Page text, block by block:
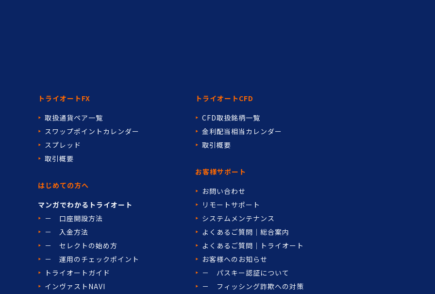
トライオートFX
取扱通貨ペア一覧
スワップポイントカレンダー
スプレッド
取引概要
はじめての方へ
マンガでわかるトライオート
－ 口座開設方法
－ 入金方法
－ セレクトの始め方
－ 運用のチェックポイント
トライオートガイド
インヴァストNAVI
トライオートCFD
CFD取扱銘柄一覧
金利配当相当カレンダー
取引概要
お客様サポート
お問い合わせ
リモートサポート
システムメンテナンス
よくあるご質問｜総合案内
よくあるご質問｜トライオート
お客様へのお知らせ
－ パスキー認証について
－ フィッシング詐欺への対策